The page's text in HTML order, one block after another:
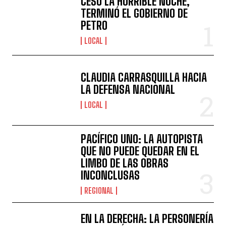
TERMINÓ EL GOBIERNO DE
PETRO
LOCAL
CLAUDIA CARRASQUILLA HACIA
LA DEFENSA NACIONAL
LOCAL
PACÍFICO UNO: LA AUTOPISTA
QUE NO PUEDE QUEDAR EN EL
LIMBO DE LAS OBRAS
INCONCLUSAS
REGIONAL
EN LA DERECHA: LA PERSONERÍA